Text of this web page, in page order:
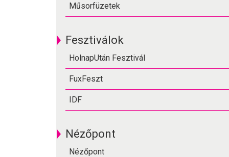
Műsorfüzetek
Fesztiválok
HolnapUtán Fesztivál
FuxFeszt
IDF
Nézőpont
Nézőpont